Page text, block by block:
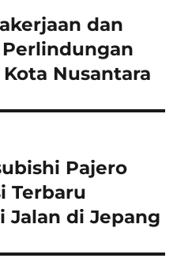
dan
Nusantara
Pajero
Terbaru
Jalan di Jepang